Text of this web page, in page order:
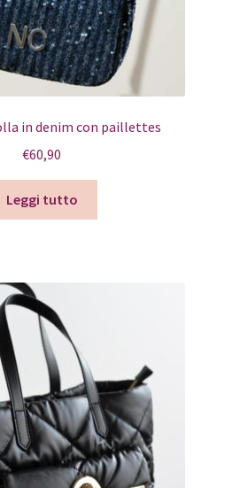
in denim con paillettes
€60,90
Leggi tutto